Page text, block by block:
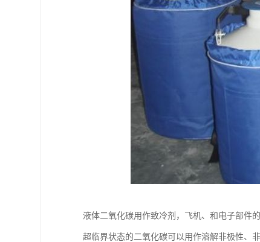
液体二氧化碳用作致冷剂，飞机、和电子部件
超临界状态的二氧化碳可以用作溶解非极性、